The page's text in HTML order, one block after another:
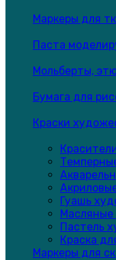
Маркеры для
Паста
Мольберты,
Бумага для
Краски
Гуашь
Масляные
Пастель
Краска
Маркеры для